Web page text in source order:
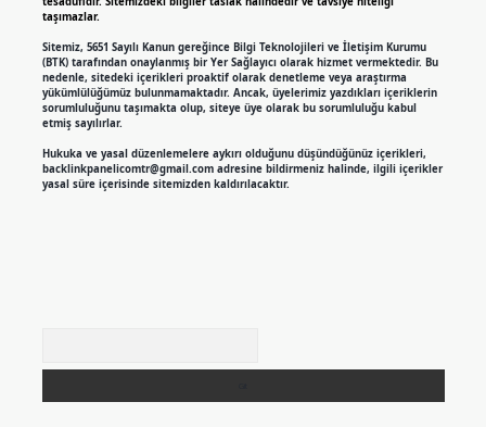
taşımazlar.
Sitemiz, 5651 Sayılı Kanun gereğince Bilgi Teknolojileri ve İletişim Kurumu
(BTK) tarafından onaylanmış bir Yer Sağlayıcı olarak hizmet vermektedir. Bu
nedenle, sitedeki içerikleri proaktif olarak denetleme veya araştırma
yükümlülüğümüz bulunmamaktadır. Ancak, üyelerimiz yazdıkları içeriklerin
sorumluluğunu taşımakta olup, siteye üye olarak bu sorumluluğu kabul
etmiş sayılırlar.
Hukuka ve yasal düzenlemelere aykırı olduğunu düşündüğünüz içerikleri,
backlinkpanelicomtr@gmail.comadresine bildirmeniz halinde, ilgili içerikler
yasal süre içerisinde sitemizden kaldırılacaktır.